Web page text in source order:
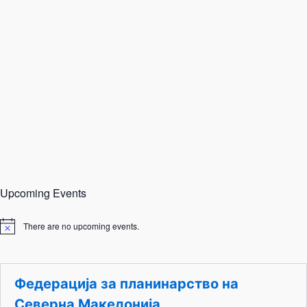
Upcoming Events
N
i
There are no upcoming events.
Федерација за планинарство на